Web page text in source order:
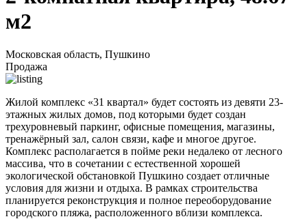
м2
Московская область, Пушкино
Продажа
Жилой комплекс «31 квартал» будет состоять из девяти 23-
этажных жилых домов, под которыми будет создан
трехуровневый паркинг, офисные помещения, магазины,
тренажёрный зал, салон связи, кафе и многое другое.
Комплекс располагается в пойме реки недалеко от лесного
массива, что в сочетании с естественной хорошей
экологической обстановкой Пушкино создает отличные
условия для жизни и отдыха. В рамках строительства
планируется реконструкция и полное переоборудование
городского пляжа, расположенного вблизи комплекса.